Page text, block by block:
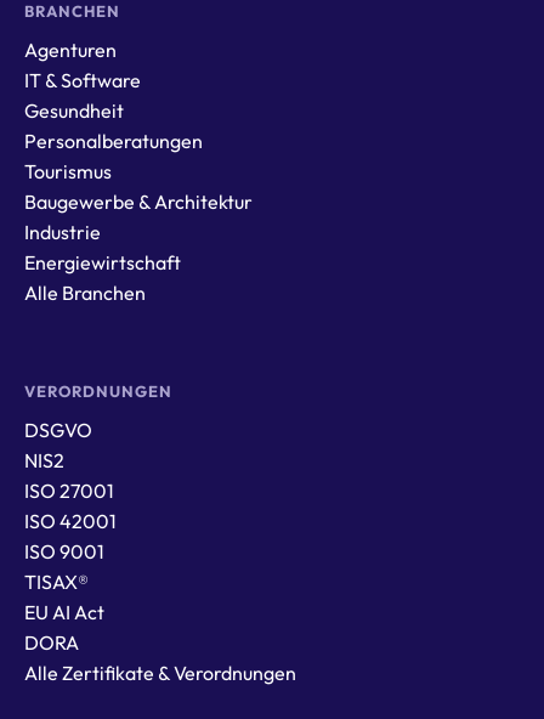
BRANCHEN
Agenturen
IT & Software
Gesundheit
Personalberatungen
Tourismus
Baugewerbe & Architektur
Industrie
Energiewirtschaft
Alle Branchen
VERORDNUNGEN
DSGVO
NIS2
ISO 27001
ISO 42001
ISO 9001
TISAX®
EU AI Act
DORA
Alle Zertifikate & Verordnungen